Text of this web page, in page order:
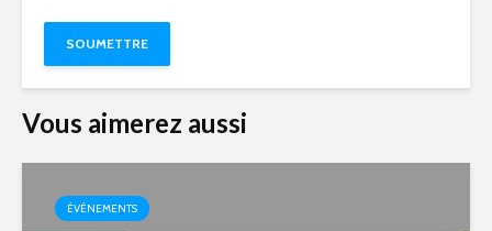
Vous aimerez aussi
ÉVÉNEMENTS